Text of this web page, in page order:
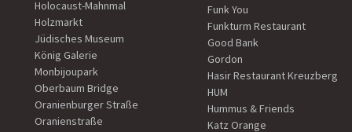
Holocaust-Mahnmal
Holzmarkt
Jüdisches Museum
König Galerie
Monbijoupark
Oberbaum Bridge
Oranienburger Straße
Oranienstraße
Funk You
Funkturm Restaurant
Good Bank
Gordon
Hasir Restaurant Kreuzberg
HUM
Hummus & Friends
Katz Orange